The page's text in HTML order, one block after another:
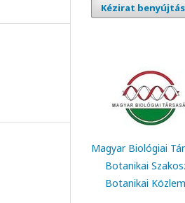
Kézirat
Magyar Biológiai
Botanikai
Botanikai